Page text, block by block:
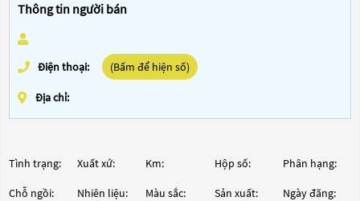
Thông tin người bán
Điện thoại: (Bấm để hiện số)
Địa chỉ:
Tình trạng: Xuất xứ: Km: Hộp số: Phân hạng:
Chỗ ngồi: Nhiên liệu: Màu sắc: Sản xuất: Ngày đăng: